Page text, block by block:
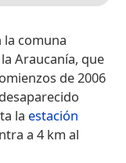
la comuna
Araucanía, que
de 2006
la estación
a 4 km al